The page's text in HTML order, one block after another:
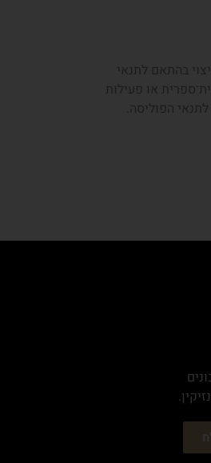
והתלמיד זכאי לפיצוי בהתאם לתנאי
או פעילות
הפוליסה.